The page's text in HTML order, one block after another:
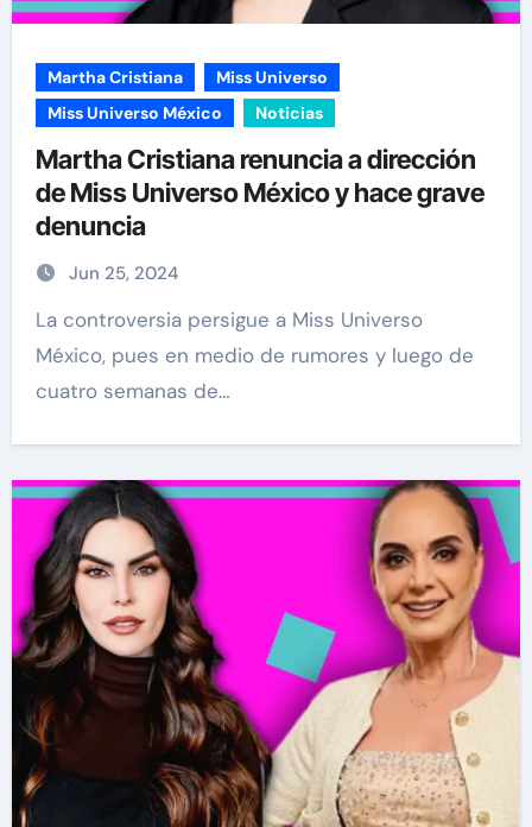
Martha Cristiana
Miss Universo
Miss Universo México
Noticias
Martha Cristiana renuncia a dirección
de Miss Universo México y hace grave
denuncia
Jun 25, 2024
La controversia persigue a Miss Universo
México, pues en medio de rumores y luego de
cuatro semanas de…